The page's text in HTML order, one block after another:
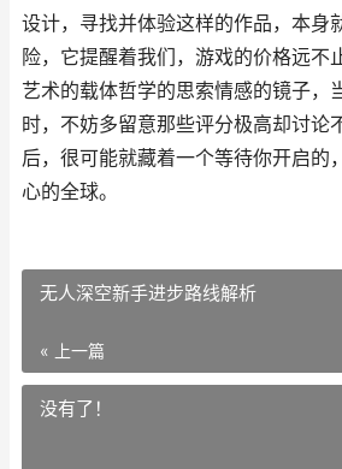
设计，寻找并体验这样的作品，本身
险，它提醒着我们，游戏的价格远不
艺术的载体哲学的思索情感的镜子，
时，不妨多留意那些评分极高却讨论
后，很可能就藏着一个等待你开启的
心的全球。
无人深空新手进步路线解析
« 上一篇
没有了！